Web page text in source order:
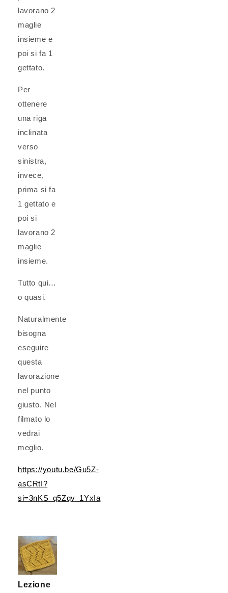
lavorano 2
maglie
insieme e
poi si fa 1
gettato.
Per
ottenere
una riga
inclinata
verso
sinistra,
invece,
prima si fa
1 gettato e
poi si
lavorano 2
maglie
insieme.
Tutto qui…
o quasi.
Naturalmente
bisogna
eseguire
questa
lavorazione
nel punto
giusto. Nel
filmato lo
vedrai
meglio.
https://youtu.be/Gu5Z-
asCRtI?
si=3nKS_q5Zqv_1YxIa
Lezione